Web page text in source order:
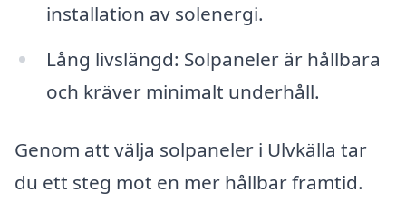
installation av solenergi.
Lång livslängd: Solpaneler är hållbara
och kräver minimalt underhåll.
Genom att välja solpaneler i Ulvkälla tar
du ett steg mot en mer hållbar framtid.